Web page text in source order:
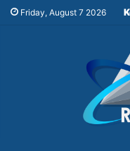
Friday, August 7 2026